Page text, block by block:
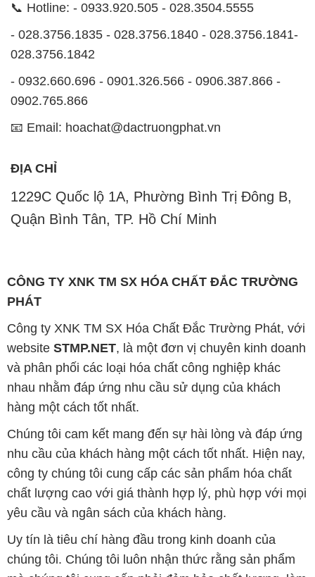
📞 Hotline: - 0933.920.505 - 028.3504.5555
- 028.3756.1835 - 028.3756.1840 - 028.3756.1841-
028.3756.1842
- 0932.660.696 - 0901.326.566 - 0906.387.866 -
0902.765.866
📧 Email: hoachat@dactruongphat.vn
ĐỊA CHỈ
1229C Quốc lộ 1A, Phường Bình Trị Đông B,
Quận Bình Tân, TP. Hồ Chí Minh
CÔNG TY XNK TM SX HÓA CHẤT ĐẮC TRƯỜNG
PHÁT
Công ty XNK TM SX Hóa Chất Đắc Trường Phát, với
website STMP.NET, là một đơn vị chuyên kinh doanh
và phân phối các loại hóa chất công nghiệp khác
nhau nhằm đáp ứng nhu cầu sử dụng của khách
hàng một cách tốt nhất.
Chúng tôi cam kết mang đến sự hài lòng và đáp ứng
nhu cầu của khách hàng một cách tốt nhất. Hiện nay,
công ty chúng tôi cung cấp các sản phẩm hóa chất
chất lượng cao với giá thành hợp lý, phù hợp với mọi
yêu cầu và ngân sách của khách hàng.
Uy tín là tiêu chí hàng đầu trong kinh doanh của
chúng tôi. Chúng tôi luôn nhận thức rằng sản phẩm